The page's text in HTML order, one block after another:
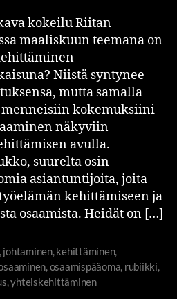
kokeilu Riitan
maaliskuun teemana on
Niistä syntynee
mutta samalla
menneisiin kokemuksiini
näkyviin
avulla.
suurelta osin
asiantuntijoita, joita
kehittämiseen ja
osaamista. Heidät on […]
johtaminen,kehittäminen,
,osaamispääoma, rubiikki,
,yhteiskehittäminen